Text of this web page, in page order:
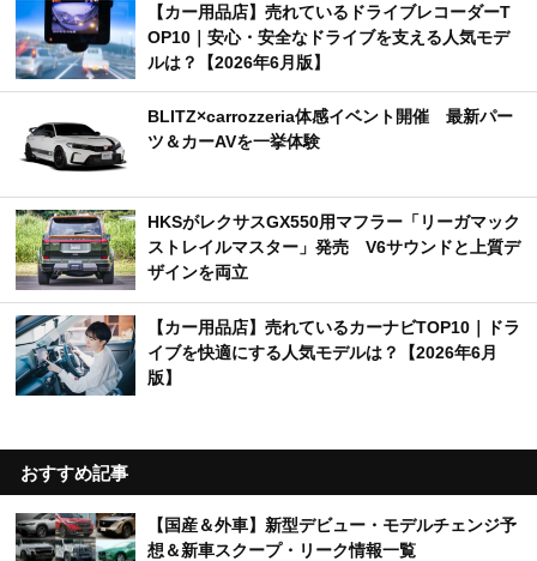
【カー用品店】売れているドライブレコーダーT
OP10｜安心・安全なドライブを支える人気モデ
ルは？【2026年6月版】
BLITZ×carrozzeria体感イベント開催 最新パー
ツ＆カーAVを一挙体験
HKSがレクサスGX550用マフラー「リーガマック
ストレイルマスター」発売 V6サウンドと上質デ
ザインを両立
【カー用品店】売れているカーナビTOP10｜ドラ
イブを快適にする人気モデルは？【2026年6月
版】
おすすめ記事
【国産＆外車】新型デビュー・モデルチェンジ予
想＆新車スクープ・リーク情報一覧